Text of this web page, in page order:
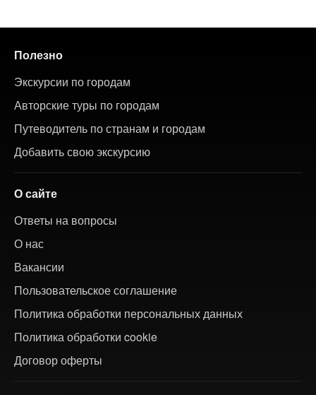
Полезно
Экскурсии по городам
Авторские туры по городам
Путеводитель по странам и городам
Добавить свою экскурсию
О сайте
Ответы на вопросы
О нас
Вакансии
Пользовательское соглашение
Политика обработки персональных данных
Политика обработки cookie
Договор оферты